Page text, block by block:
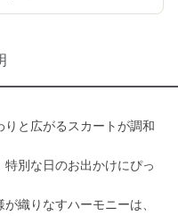
りと広がるスカートが調和
別な日のお出かけにぴっ
織りなすハーモニーは、